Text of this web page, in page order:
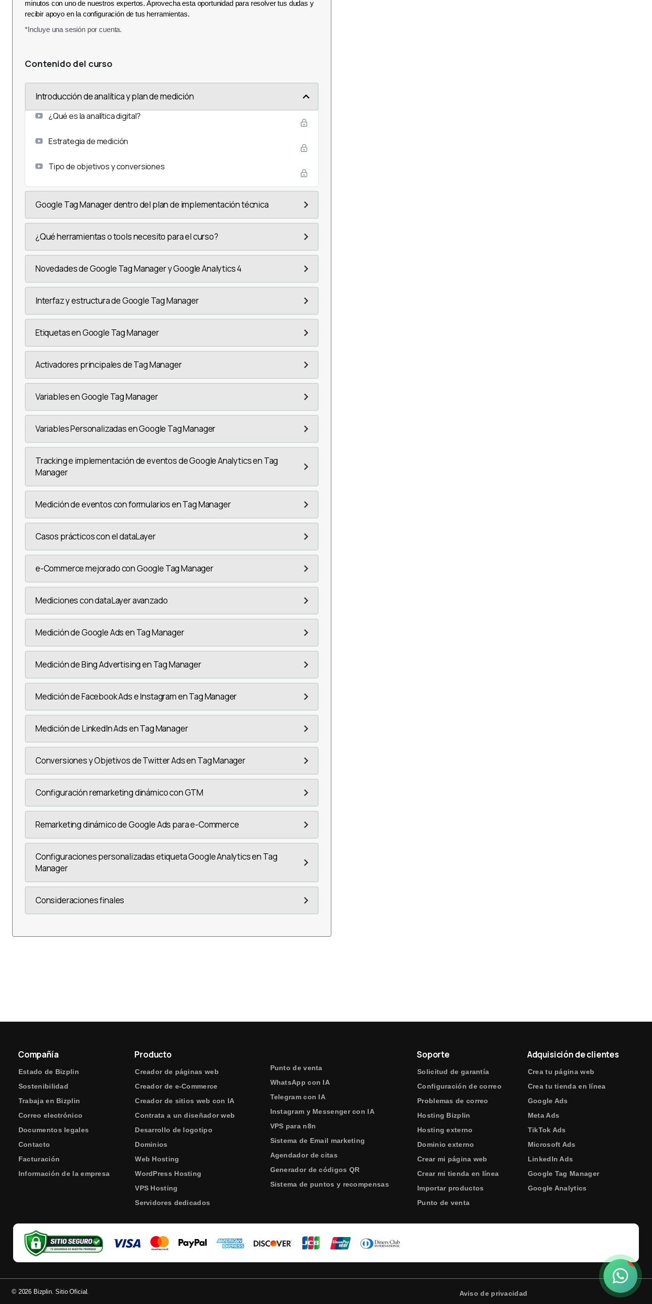
minutos con uno de nuestros expertos. Aprovecha esta oportunidad para resolver tus dudas y
recibir apoyo en la configuración de tus herramientas.
*Incluye una sesión por cuenta.
Contenido del curso
Introducción de analítica y plan de medición
¿Qué es la analítica digital?
Estrategia de medición
Tipo de objetivos y conversiones
Google Tag Manager dentro del plan de implementación técnica
¿Qué herramientas o tools necesito para el curso?
Novedades de Google Tag Manager y Google Analytics 4
Interfaz y estructura de Google Tag Manager
Etiquetas en Google Tag Manager
Activadores principales de Tag Manager
Variables en Google Tag Manager
Variables Personalizadas en Google Tag Manager
Tracking e implementación de eventos de Google Analytics en Tag
Manager
Medición de eventos con formularios en Tag Manager
Casos prácticos con el dataLayer
e-Commerce mejorado con Google Tag Manager
Mediciones con dataLayer avanzado
Medición de Google Ads en Tag Manager
Medición de Bing Advertising en Tag Manager
Medición de Facebook Ads e Instagram en Tag Manager
Medición de LinkedIn Ads en Tag Manager
Conversiones y Objetivos de Twitter Ads en Tag Manager
Configuración remarketing dinámico con GTM
Remarketing dinámico de Google Ads para e-Commerce
Configuraciones personalizadas etiqueta Google Analytics en Tag
Manager
Consideraciones finales
Compañía
Estado de Bizplin
Sostenibilidad
Trabaja en Bizplin
Correo electrónico
Documentos legales
Contacto
Facturación
Información de la empresa
Producto
Creador de páginas web
Creador de e-Commerce
Creador de sitios web con IA
Contrata a un diseñador web
Desarrollo de logotipo
Dominios
Web Hosting
WordPress Hosting
VPS Hosting
Servidores dedicados
Punto de venta
WhatsApp con IA
Telegram con IA
Instagram y Messenger con IA
VPS para n8n
Sistema de Email marketing
Agendador de citas
Generador de códigos QR
Sistema de puntos y recompensas
Soporte
Solicitud de garantía
Configuración de correo
Problemas de correo
Hosting Bizplin
Hosting externo
Dominio externo
Crear mi página web
Crear mi tienda en línea
Importar productos
Punto de venta
Adquisición de clientes
Crea tu página web
Crea tu tienda en línea
Google Ads
Meta Ads
TikTok Ads
Microsoft Ads
LinkedIn Ads
Google Tag Manager
Google Analytics
© 2026 Bizplin. Sitio Oficial. Aviso de privacidad
!